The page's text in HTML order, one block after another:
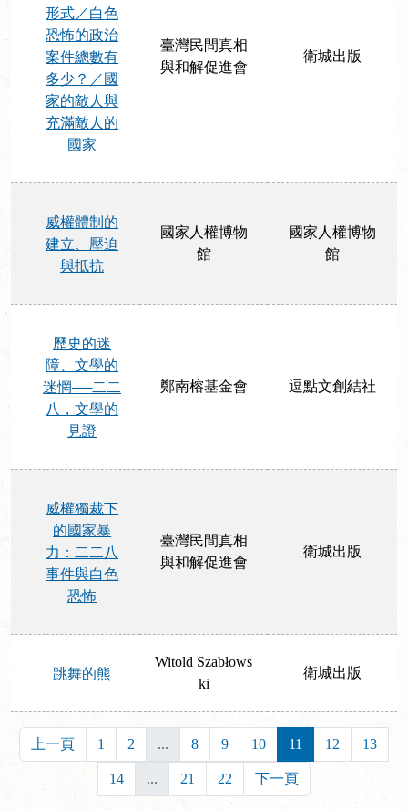
形式／白色
恐怖的政治
案件總數有
多少？／國
家的敵人與
充滿敵人的
國家
臺灣民間真相
與和解促進會
衛城出版
威權體制的
建立、壓迫
與抵抗
國家人權博物
館
國家人權博物
館
歷史的迷
障、文學的
迷惘──二二
八，文學的
見證
鄭南榕基金會 逗點文創結社
威權獨裁下
的國家暴
力：二二八
事件與白色
恐怖
臺灣民間真相
與和解促進會
衛城出版
跳舞的熊
Witold Szabłows
ki
衛城出版
上一頁 1 2 ... 8 9 10 11 12 13
14 ... 21 22 下一頁